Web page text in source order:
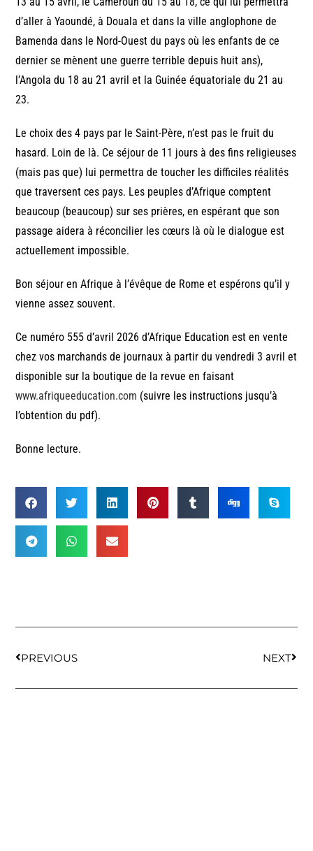
d’aller à Yaoundé, à Douala et dans la ville anglophone de
Bamenda dans le Nord-Ouest du pays où les enfants de ce
dernier se mènent une guerre terrible depuis huit ans),
l’Angola du 18 au 21 avril et la Guinée équatoriale du 21 au
23.
Le choix des 4 pays par le Saint-Père, n’est pas le fruit du
hasard. Loin de là. Ce séjour de 11 jours à des fins religieuses
(mais pas que) lui permettra de toucher les difficiles réalités
que traversent ces pays. Les peuples d’Afrique comptent
beaucoup (beaucoup) sur ses prières, en espérant que son
passage aidera à réconcilier les cœurs là où le dialogue est
actuellement impossible.
Bon séjour en Afrique à l’évêque de Rome et espérons qu’il y
vienne assez souvent.
Ce numéro 555 d’avril 2026 d’Afrique Education est en vente
chez vos marchands de journaux à partir du vendredi 3 avril et
disponible sur la boutique de la revue en faisant
www.afriqueeducation.com (suivre les instructions jusqu’à
l’obtention du pdf).
Bonne lecture.
PREVIOUS NEXT